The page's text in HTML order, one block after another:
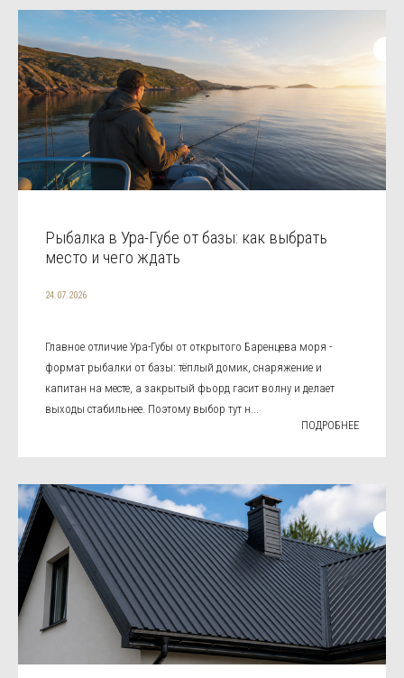
Рыбалка в Ура-Губе от базы: как выбрать
место и чего ждать
24.07.2026
Главное отличие Ура-Губы от открытого Баренцева моря -
формат рыбалки от базы: тёплый домик, снаряжение и
капитан на месте, а закрытый фьорд гасит волну и делает
выходы стабильнее. Поэтому выбор тут н...
ПОДРОБНЕЕ